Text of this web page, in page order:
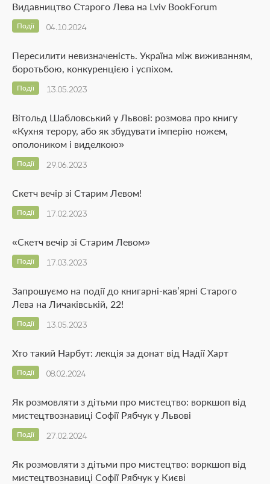
Видавництво Старого Лева на Lviv BookForum
04.10.2024
Події
Пересилити невизначеність. Україна між виживанням,
боротьбою, конкуренцією і успіхом.
13.05.2023
Події
Вітольд Шабловський у Львові: розмова про книгу
«Кухня терору, або як збудувати імперію ножем,
ополоником і виделкою»
29.06.2023
Події
Скетч вечір зі Старим Левом!
17.02.2023
Події
«Скетч вечір зі Старим Левом»
17.03.2023
Події
Запрошуємо на події до книгарні-кав’ярні Старого
Лева на Личаківській, 22!
13.05.2023
Події
Хто такий Нарбут: лекція за донат від Надії Харт
08.02.2024
Події
Як розмовляти з дітьми про мистецтво: воркшоп від
мистецтвознавиці Софії Рябчук у Львові
27.02.2024
Події
Як розмовляти з дітьми про мистецтво: воркшоп від
мистецтвознавиці Софії Рябчук у Києві